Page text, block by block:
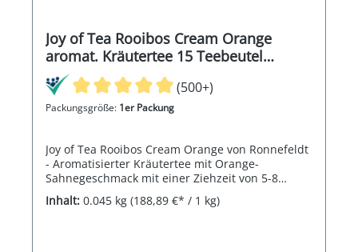
Joy of Tea Rooibos Cream Orange
aromat. Kräutertee 15 Teebeutel
(Caddy) 45g
(500+)
Packungsgröße: 1er Packung
Joy of Tea Rooibos Cream Orange von Ronnefeldt
- Aromatisierter Kräutertee mit Orange-
Sahnegeschmack mit einer Ziehzeit von 5-8
Minuten
Inhalt: 0.045 kg (188,89 €* / 1 kg)